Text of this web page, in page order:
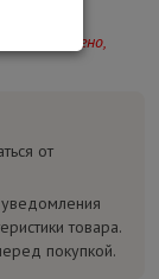
ограничено,
от
товара.
покупкой.